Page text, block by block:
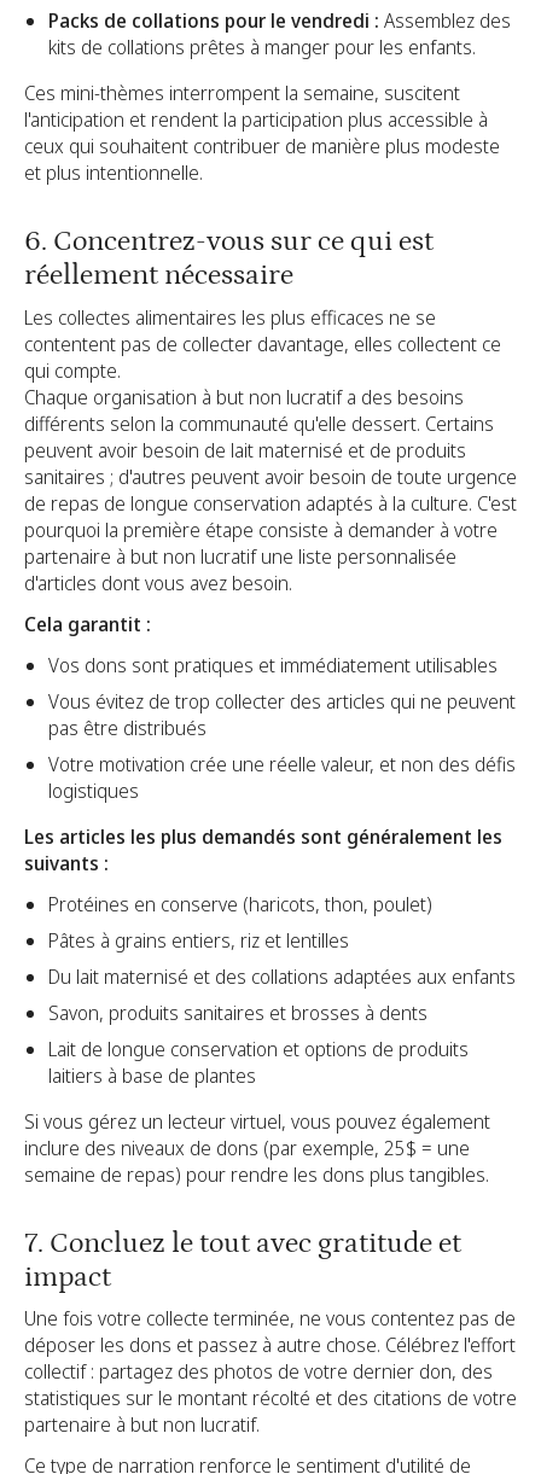
Packs de collations pour le vendredi : Assemblez des
kits de collations prêtes à manger pour les enfants.
Ces mini-thèmes interrompent la semaine, suscitent
l'anticipation et rendent la participation plus accessible à
ceux qui souhaitent contribuer de manière plus modeste
et plus intentionnelle.
6. Concentrez-vous sur ce qui est
réellement nécessaire
Les collectes alimentaires les plus efficaces ne se
contentent pas de collecter davantage, elles collectent ce
qui compte.
Chaque organisation à but non lucratif a des besoins
différents selon la communauté qu'elle dessert. Certains
peuvent avoir besoin de lait maternisé et de produits
sanitaires ; d'autres peuvent avoir besoin de toute urgence
de repas de longue conservation adaptés à la culture. C'est
pourquoi la première étape consiste à demander à votre
partenaire à but non lucratif une liste personnalisée
d'articles dont vous avez besoin.
Cela garantit :
Vos dons sont pratiques et immédiatement utilisables
Vous évitez de trop collecter des articles qui ne peuvent
pas être distribués
Votre motivation crée une réelle valeur, et non des défis
logistiques
Les articles les plus demandés sont généralement les
suivants :
Protéines en conserve (haricots, thon, poulet)
Pâtes à grains entiers, riz et lentilles
Du lait maternisé et des collations adaptées aux enfants
Savon, produits sanitaires et brosses à dents
Lait de longue conservation et options de produits
laitiers à base de plantes
Si vous gérez un lecteur virtuel, vous pouvez également
inclure des niveaux de dons (par exemple, 25$ = une
semaine de repas) pour rendre les dons plus tangibles.
7. Concluez le tout avec gratitude et
impact
Une fois votre collecte terminée, ne vous contentez pas de
déposer les dons et passez à autre chose. Célébrez l'effort
collectif : partagez des photos de votre dernier don, des
statistiques sur le montant récolté et des citations de votre
partenaire à but non lucratif.
Ce type de narration renforce le sentiment d'utilité de